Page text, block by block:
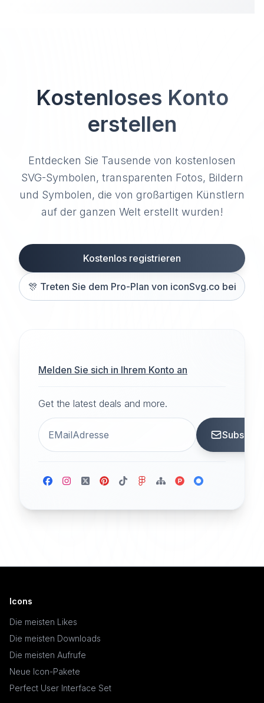
Kostenloses Konto
erstellen
Entdecken Sie Tausende von kostenlosen
SVG-Symbolen, transparenten Fotos, Bildern
und Symbolen, die von großartigen Künstlern
auf der ganzen Welt erstellt wurden!
Kostenlos registrieren
🎊 Treten Sie dem Pro-Plan von iconSvg.co bei
Melden Sie sich in Ihrem Konto an
Get the latest deals and more.
Icons
Die meisten Likes
Die meisten Downloads
Die meisten Aufrufe
Neue Icon-Pakete
Perfect User Interface Set